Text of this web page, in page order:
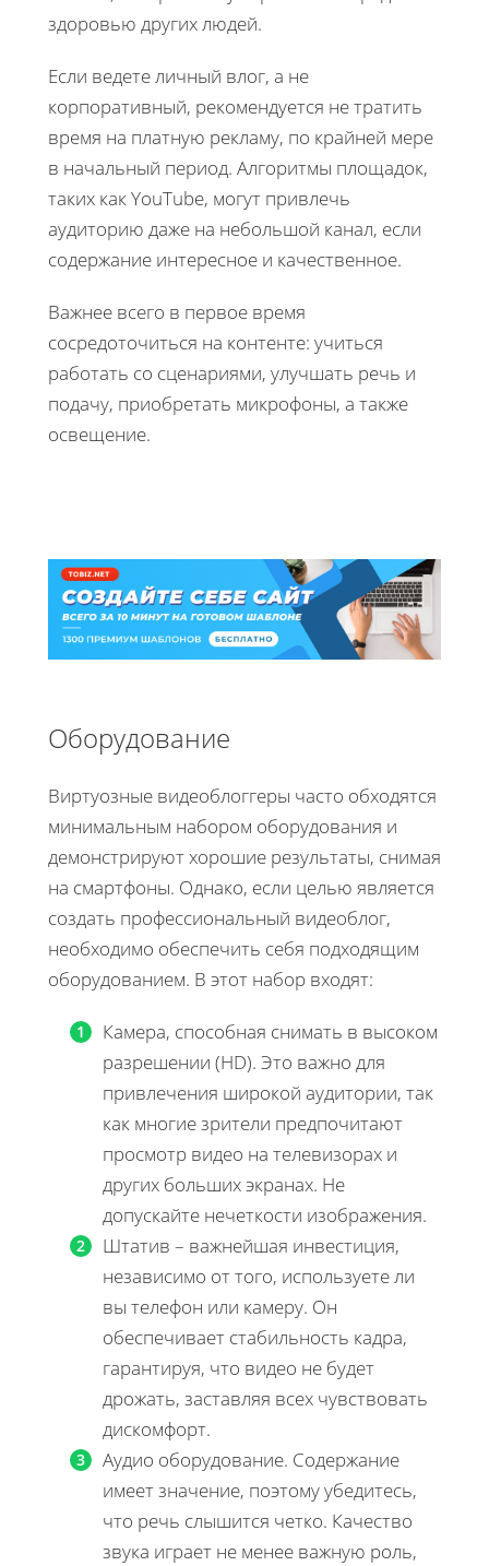
здоровью других людей.
Если ведете личный влог, а не
корпоративный, рекомендуется не тратить
время на платную рекламу, по крайней мере
в начальный период. Алгоритмы площадок,
таких как YouTube, могут привлечь
аудиторию даже на небольшой канал, если
содержание интересное и качественное.
Важнее всего в первое время
сосредоточиться на контенте: учиться
работать со сценариями, улучшать речь и
подачу, приобретать микрофоны, а также
освещение.
Оборудование
Виртуозные видеоблоггеры часто обходятся
минимальным набором оборудования и
демонстрируют хорошие результаты, снимая
на смартфоны. Однако, если целью является
создать профессиональный видеоблог,
необходимо обеспечить себя подходящим
оборудованием. В этот набор входят:
Камера, способная снимать в высоком
разрешении (HD). Это важно для
привлечения широкой аудитории, так
как многие зрители предпочитают
просмотр видео на телевизорах и
других больших экранах. Не
допускайте нечеткости изображения.
Штатив – важнейшая инвестиция,
независимо от того, используете ли
вы телефон или камеру. Он
обеспечивает стабильность кадра,
гарантируя, что видео не будет
дрожать, заставляя всех чувствовать
дискомфорт.
Аудио оборудование. Содержание
имеет значение, поэтому убедитесь,
что речь слышится четко. Качество
звука играет не менее важную роль,